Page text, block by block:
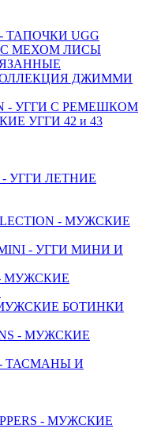
- ТАПОЧКИ UGG
С МЕХОМ ЛИСЫ
КОЛЛЕКЦИЯ ДЖИММИ
- УГГИ С РЕМЕШКОМ
УГГИ 42 и 43
- УГГИ ЛЕТНИЕ
- МУЖСКИЕ
MINI - УГГИ МИНИ И
- МУЖСКИЕ
МУЖСКИЕ БОТИНКИ
- МУЖСКИЕ
- ТАСМАНЫ И
- МУЖСКИЕ